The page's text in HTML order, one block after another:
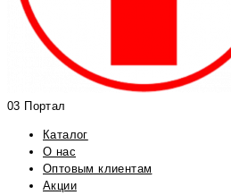
03 Портал
Каталог
О нас
Оптовым клиентам
Акции